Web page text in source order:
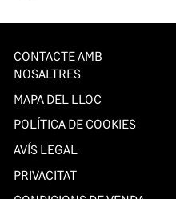
CONTACTE AMB
NOSALTRES
MAPA DEL LLOC
POLÍTICA DE COOKIES
AVÍS LEGAL
PRIVACITAT